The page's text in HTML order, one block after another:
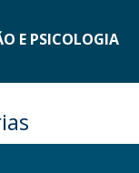
E PSICOLOGIA